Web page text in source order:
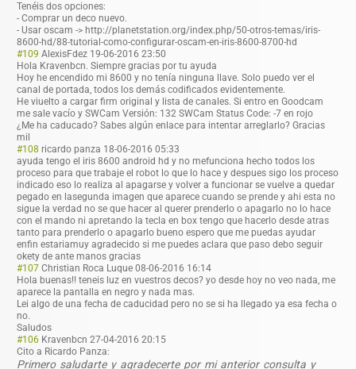
Tenéis dos opciones:
- Comprar un deco nuevo.
- Usar oscam -> http://planetstation.org/index.php/50-otros-temas/iris-
8600-hd/88-tutorial-como-configurar-oscam-en-iris-8600-8700-hd
#109 AlexisFdez 19-06-2016 23:50
Hola Kravenbcn. Siempre gracias por tu ayuda
Hoy he encendido mi 8600 y no tenía ninguna llave. Solo puedo ver el
canal de portada, todos los demás codificados evidentemente.
He viuelto a cargar firm original y lista de canales. Si entro en Goodcam
me sale vacío y SWCam Versión: 132 SWCam Status Code: -7 en rojo
¿Me ha caducado? Sabes algún enlace para intentar arreglarlo? Gracias
mil
#108 ricardo panza 18-06-2016 05:33
ayuda tengo el iris 8600 android hd y no mefunciona hecho todos los
proceso para que trabaje el robot lo que lo hace y despues sigo los proceso
indicado eso lo realiza al apagarse y volver a funcionar se vuelve a quedar
pegado en lasegunda imagen que aparece cuando se prende y ahi esta no
sigue la verdad no se que hacer al querer prenderlo o apagarlo no lo hace
con el mando ni apretando la tecla en box tengo que hacerlo desde atras
tanto para prenderlo o apagarlo bueno espero que me puedas ayudar
enfin estariamuy agradecido si me puedes aclara que paso debo seguir
okety de ante manos gracias
#107 Christian Roca Luque 08-06-2016 16:14
Hola buenas!! teneis luz en vuestros decos? yo desde hoy no veo nada, me
aparece la pantalla en negro y nada mas.
Lei algo de una fecha de caducidad pero no se si ha llegado ya esa fecha o
no.
Saludos
#106 Kravenbcn 27-04-2016 20:15
Cito a Ricardo Panza:
Primero saludarte y agradecerte por mi anterior consulta y